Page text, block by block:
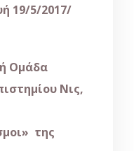
19/5/2017/
Ομάδα
Νις,
της